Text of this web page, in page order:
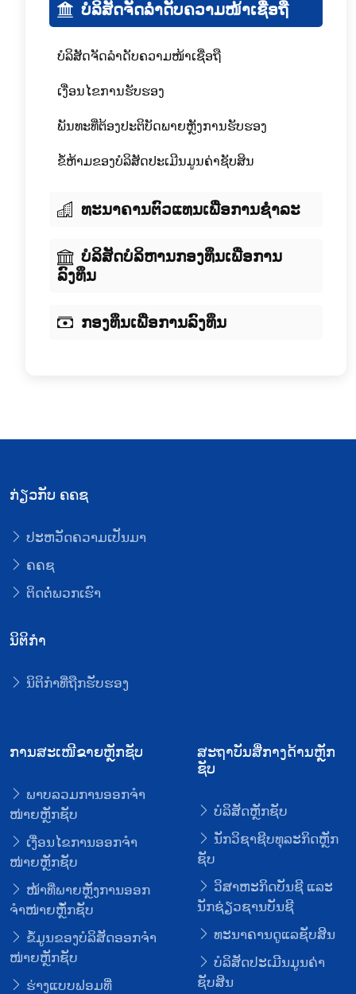
ບໍລິສັດຈັດລໍາດັບຄວາມໜ້າເຊື່ອຖື
ບໍລິສັດຈັດລໍາດັບຄວາມໜ້າເຊື່ອຖື
ເງື່ອນໄຂການຮັບຮອງ
ພັນທະທີ່ຕ້ອງປະຕິບັດພາຍຫຼັງການຮັບຮອງ
ຂໍ້ຫ້າມຂອງບໍລິສັດປະເມີນມູນຄ່າຊັບສິນ
ທະນາຄານຕົວແທນເພື່ອການຊໍາລະ
ບໍລິສັດບໍລິຫານກອງທຶນເພື່ອການ
ລົງທຶນ
ກອງທຶນເພື່ອການລົງທຶນ
ກ່ຽວກັບ ຄຄຊ
ປະຫວັດຄວາມເປັນມາ
ຄຄຊ
ຕິດຕໍ່ພວກເຮົາ
ນິຕິກໍາ
ນິຕິກໍາທີ່ຖືກຮັບຮອງ
ການສະເໜີຂາຍຫຼັກຊັບ
ພາບລວມການອອກຈໍາ
ໜ່າຍຫຼັກຊັບ
ເງື່ອນໄຂການອອກຈໍາ
ໜ່າຍຫຼັກຊັບ
ໜ້າທີ່ພາຍຫຼັງການອອກ
ຈໍາໜ່າຍຫຼັໍກຊັບ
ຂໍ້ມູນຂອງບໍລິສັດອອກຈໍາ
ໜ່າຍຫຼັກຊັບ
ຮ່າງແບບຟອມທີ່
ສະຖາບັນສື່ກາງດ້ານຫຼັກ
ຊັບ
ບໍລິສັດຫຼັກຊັບ
ນັກວິຊາຊີບທຸລະກິດຫຼັກ
ຊັບ
ວິສາຫະກິດບັນຊີ ແລະ
ນັກຊ່ຽວຊານບັນຊີ
ທະນາຄານດູແລຊັບສິນ
ບໍລິສັດປະເມີນມູນຄ່າ
ຊັບສິນ